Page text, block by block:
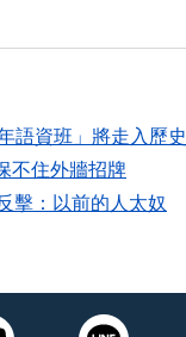
語資班」將走入歷史
不住外牆招牌
擊：以前的人太奴